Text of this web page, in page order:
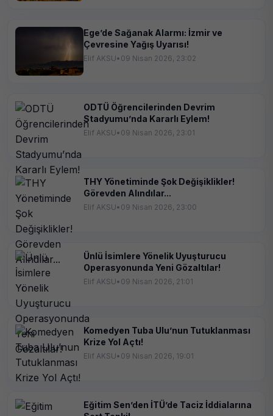
Ege’de Sağanak Alarmı: İzmir ve
Çevresine Yağış Uyarısı!
Elif AKSU• 09 Nisan 2026, 23:02
ODTÜ Öğrencilerinden Devrim
Stadyumu’nda Kararlı Eylem!
Elif AKSU• 09 Nisan 2026, 23:01
THY Yönetiminde Şok Değişiklikler!
Görevden Alındılar...
Elif AKSU• 09 Nisan 2026, 23:00
Ünlü İsimlere Yönelik Uyuşturucu
Operasyonunda Yeni Gözaltılar!
Elif AKSU• 09 Nisan 2026, 21:01
Komedyen Tuba Ulu’nun Tutuklanması
Krize Yol Açtı!
Elif AKSU• 09 Nisan 2026, 19:01
Eğitim Sen’den İTÜ’de Taciz İddialarına